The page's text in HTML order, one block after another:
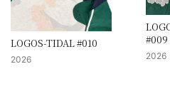
LOGOS-TIDAL #010
2026
#009
2026